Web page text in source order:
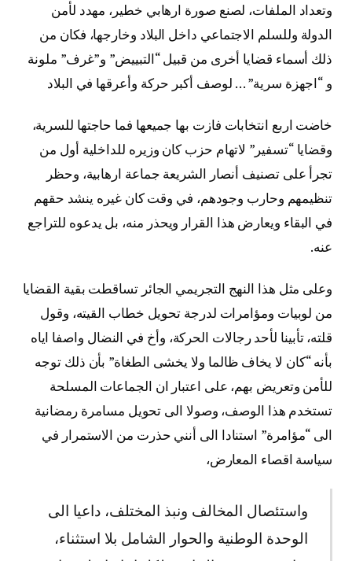
وتعداد الملفات، لصنع صورة ارهابي خطير، مهدد لأمن
الدولة وللسلم الاجتماعي داخل البلاد وخارجها، فكان من
ذلك أسماء قضايا أخرى من قبيل “التبييض” و”غرف” ملونة
و “اجهزة سرية” … لوصف أكبر حركة وأعرقها في البلاد
خاضت اربع انتخابات فازت بها جميعها فما حاجتها للسرية،
وقضايا “تسفير” لاتهام حزب كان وزيره للداخلية أول من
تجرأ على تصنيف أنصار الشريعة جماعة ارهابية، وحظر
تنظيمهم وحارب وجودهم، في وقت كان غيره ينشد حقهم
في البقاء ويعارض هذا القرار ويحذر منه، بل يدعوه للتراجع
عنه.
وعلى مثل هذا النهج التجريمي الجائر تساقطت بقية القضايا
من لوبيات ومؤامرات لدرجة تحويل خطاب القيته، وقول
قلته، تأبينا لأحد رجالات الحركة، وأخ في النضال واصفا اياه
بأنه “كان لا يخاف ظالما ولا يخشى الطغاة” بأن ذلك توجه
للأمن وتعريض بهم، على اعتبار ان الجماعات المسلحة
تستخدم هذا الوصف، وصولا الى تحويل مسامرة رمضانية
الى “مؤامرة” استنادا الى أنني حذرت من الاستمرار في
سياسة اقصاء المعارض،
واستئصال المخالف ونبذ المختلف، داعيا الى
الوحدة الوطنية والحوار الشامل بلا استثناء،